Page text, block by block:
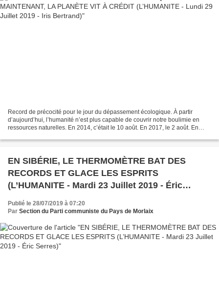
Record de précocité pour le jour du dépassement écologique. À partir
d’aujourd’hui, l’humanité n’est plus capable de couvrir notre boulimie en
ressources naturelles. En 2014, c’était le 10 août. En 2017, le 2 août. En
EN SIBÉRIE, LE THERMOMÈTRE BAT DES
RECORDS ET GLACE LES ESPRITS
(L’HUMANITE - Mardi 23 Juillet 2019 - Éric
Publié le 28/07/2019 à 07:20
Par Section du Parti communiste du Pays de Morlaix